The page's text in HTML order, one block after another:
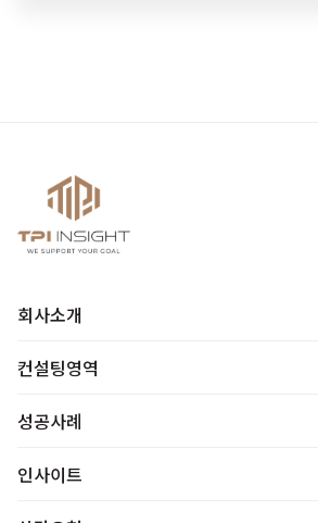
회사소개
컨설팅영역
성공사례
인사이트